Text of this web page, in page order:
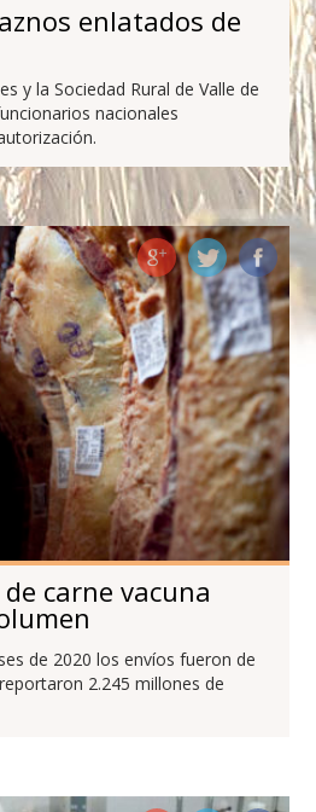
enlatados de
y la Sociedad Rural de Valle de
nacionales
carne vacuna
de 2020 los envíos fueron de
2.245 millones de